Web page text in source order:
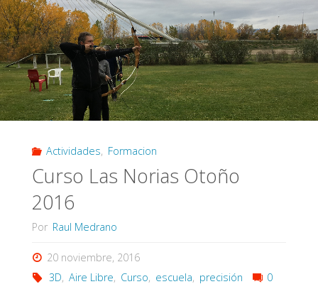
2016"
Actividades, Formacion
Curso Las Norias Otoño
2016
Por Raul Medrano
20 noviembre, 2016
3D, Aire Libre, Curso, escuela, precisión 0